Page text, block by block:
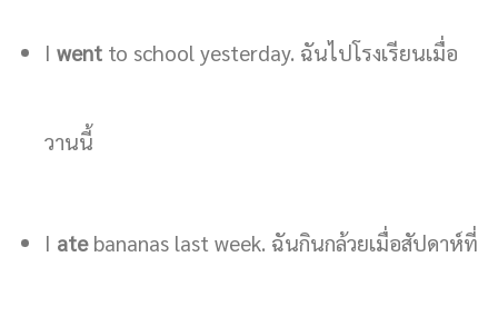
I wentto school yesterday. ฉันไปโรงเรียนเมื่อ
วานนี้
I atebananas last week. ฉันกินกล้วยเมื่อสัปดาห์ที่